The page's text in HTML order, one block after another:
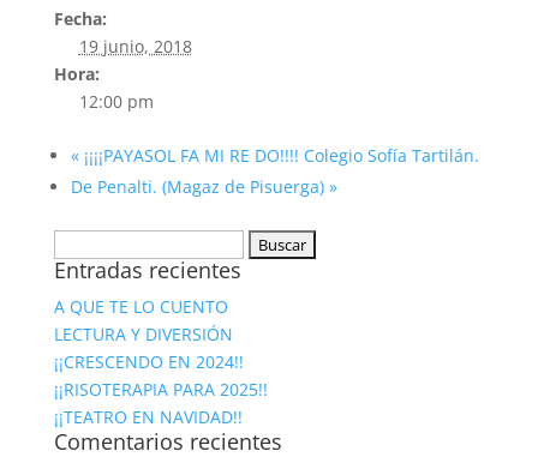
Fecha:
19 junio, 2018
Hora:
12:00 pm
«¡¡¡¡PAYASOL FA MI RE DO!!!! Colegio Sofía Tartilán.
De Penalti. (Magaz de Pisuerga) »
Entradas recientes
A QUE TE LO CUENTO
LECTURA Y DIVERSIÓN
¡¡CRESCENDO EN 2024!!
¡¡RISOTERAPIA PARA 2025!!
¡¡TEATRO EN NAVIDAD!!
Comentarios recientes